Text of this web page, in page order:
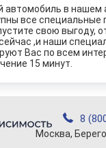
автомобиль в нашем
все специальные
свою выгоду,
,и наши
Вас по всем
15 минут.
8
Москва,